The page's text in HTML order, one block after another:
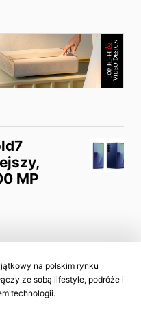
MP
na polskim rynku
ze sobą lifestyle, podróże i
technologii.